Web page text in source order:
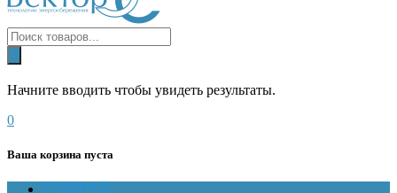
Начните вводить чтобы увидеть результаты.
0
Ваша корзина пуста
ГЛАВНАЯ